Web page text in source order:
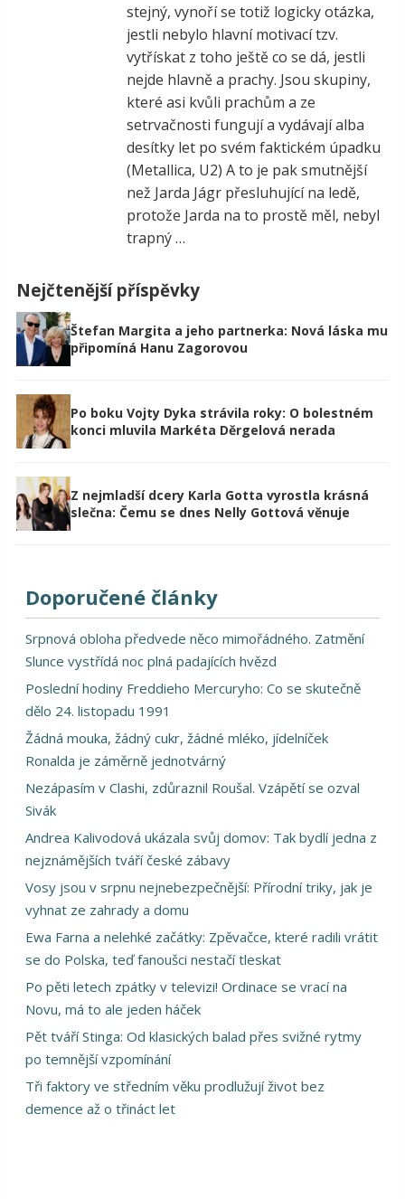
stejný, vynoří se totiž logicky otázka,
jestli nebylo hlavní motivací tzv.
vytřískat z toho ještě co se dá, jestli
nejde hlavně a prachy. Jsou skupiny,
které asi kvůli prachům a ze
setrvačnosti fungují a vydávají alba
desítky let po svém faktickém úpadku
(Metallica, U2) A to je pak smutnější
než Jarda Jágr přesluhující na ledě,
protože Jarda na to prostě měl, nebyl
trapný …
Nejčtenější příspěvky
Štefan Margita a jeho partnerka: Nová láska mu
připomíná Hanu Zagorovou
Po boku Vojty Dyka strávila roky: O bolestném
konci mluvila Markéta Děrgelová nerada
Z nejmladší dcery Karla Gotta vyrostla krásná
slečna: Čemu se dnes Nelly Gottová věnuje
Doporučené články
Srpnová obloha předvede něco mimořádného. Zatmění
Slunce vystřídá noc plná padajících hvězd
Poslední hodiny Freddieho Mercuryho: Co se skutečně
dělo 24. listopadu 1991
Žádná mouka, žádný cukr, žádné mléko, jídelníček
Ronalda je záměrně jednotvárný
Nezápasím v Clashi, zdůraznil Roušal. Vzápětí se ozval
Sivák
Andrea Kalivodová ukázala svůj domov: Tak bydlí jedna z
nejznámějších tváří české zábavy
Vosy jsou v srpnu nejnebezpečnější: Přírodní triky, jak je
vyhnat ze zahrady a domu
Ewa Farna a nelehké začátky: Zpěvačce, které radili vrátit
se do Polska, teď fanoušci nestačí tleskat
Po pěti letech zpátky v televizi! Ordinace se vrací na
Novu, má to ale jeden háček
Pět tváří Stinga: Od klasických balad přes svižné rytmy
po temnější vzpomínání
Tři faktory ve středním věku prodlužují život bez
demence až o třináct let